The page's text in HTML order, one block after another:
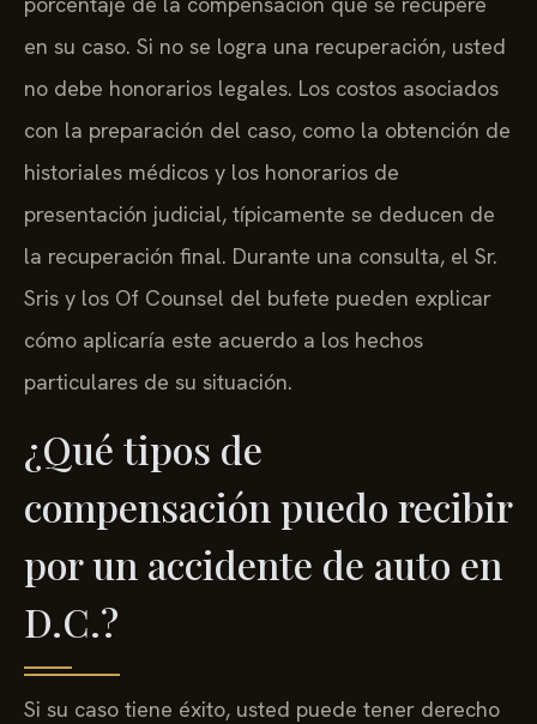
en su caso. Si no se logra una recuperación, usted
no debe honorarios legales. Los costos asociados
con la preparación del caso, como la obtención de
historiales médicos y los honorarios de
presentación judicial, típicamente se deducen de
la recuperación final. Durante una consulta, el Sr.
Sris y los Of Counsel del bufete pueden explicar
cómo aplicaría este acuerdo a los hechos
particulares de su situación.
¿Qué tipos de
compensación puedo recibir
por un accidente de auto en
D.C.?
Si su caso tiene éxito, usted puede tener derecho